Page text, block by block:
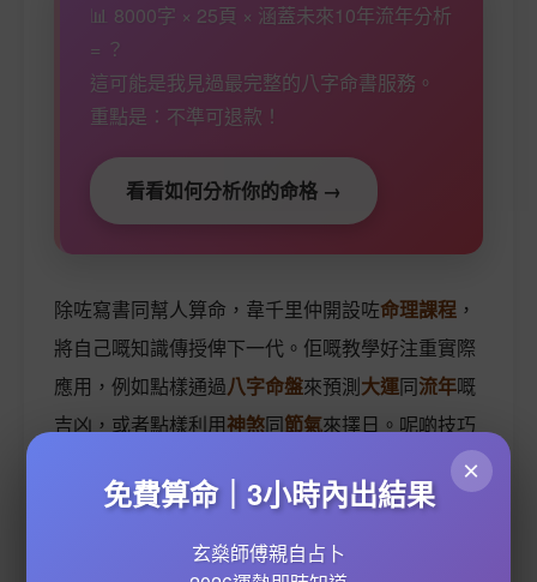
📊 8000字 × 25頁 × 涵蓋未來10年流年分析
= ？
這可能是我見過最完整的八字命書服務。
重點是：不準可退款！
看看如何分析你的命格 →
除咗寫書同幫人算命，韋千里仲開設咗命理課程 ，
將自己嘅知識傳授俾下一代。佢嘅教學好注重實際
應用，例如點樣通過八字命盤來預測大運同流年嘅
吉凶，或者點樣利用神煞同節氣來擇日。呢啲技巧
沿用，可見佢嘅
影響力有幾深遠！
韋千里嘅另一大貢獻，就係將面相學
×
免費算命｜3小時內出結果
玄燊師傅親自占卜